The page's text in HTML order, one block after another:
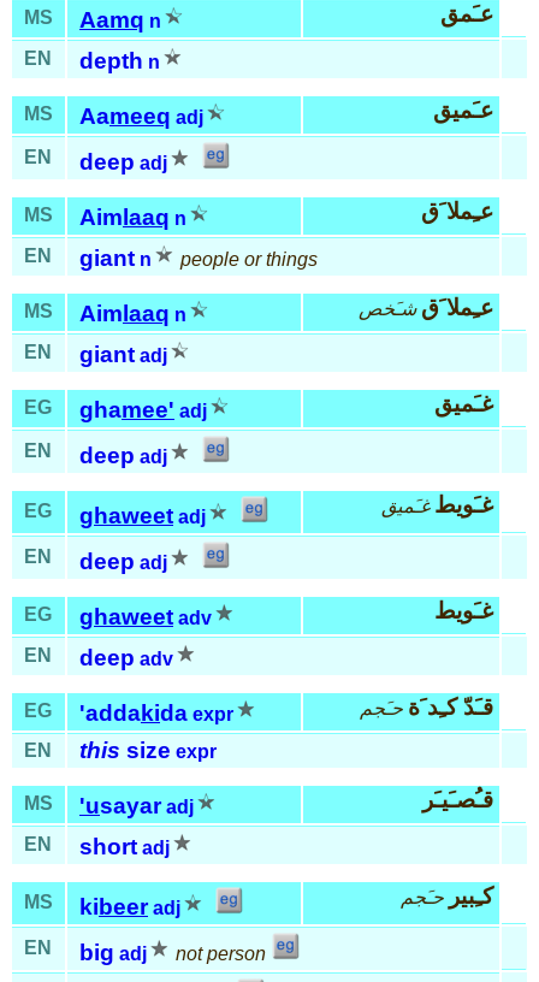
MS Aamq n عـَمق
EN depth n
MS Aameeq adj عـَميق
EN deep adj
MS Aim laaq n عـِملا َق
EN giant n people or things
MS Aim laaq n عـِملا َق شـَخص
EN giant adj
EG ghamee' adj غـَميق
EN deep adj
EG ghaweet adj غـَويط غـَميق
EN deep adj
EG ghaweet adv غـَويط
EN deep adv
EG 'addakida expr قـَدّ كـِد َة حـَجم
EN this size expr
MS 'usayar adj قـُصـَيـَر
EN short adj
MS kibeer adj كـِبير حـَجم
EN big adj
not person